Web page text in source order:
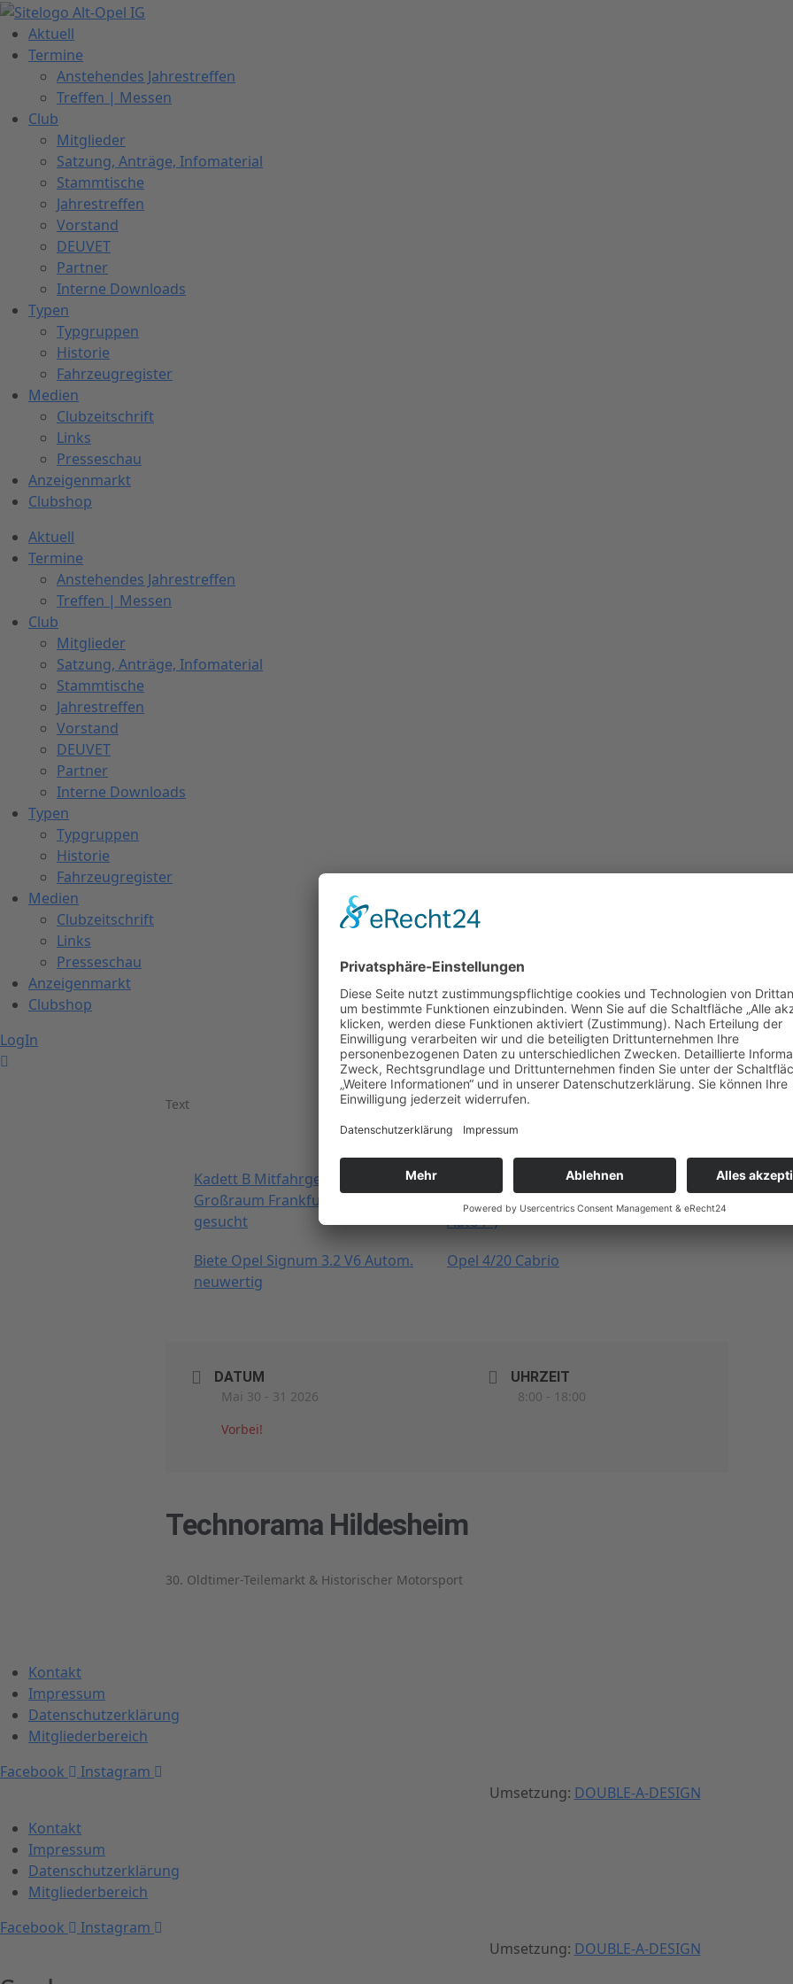
Zum
Inhalt
springen
Aktuell
Termine
Anstehendes Jahrestreffen
Treffen | Messen
Club
Mitglieder
Satzung, Anträge, Infomaterial
Stammtische
Jahrestreffen
Vorstand
DEUVET
Partner
Interne Downloads
Typen
Typgruppen
Historie
Fahrzeugregister
Medien
Clubzeitschrift
Links
Presseschau
Anzeigenmarkt
Clubshop
Aktuell
Termine
Anstehendes Jahrestreffen
Treffen | Messen
Club
Mitglieder
Satzung, Anträge, Infomaterial
Stammtische
Jahrestreffen
Vorstand
DEUVET
Partner
Interne Downloads
Typen
Typgruppen
Historie
Fahrzeugregister
Medien
Clubzeitschrift
Links
Presseschau
Anzeigenmarkt
Clubshop
LogIn
Text
Kadett B Mitfahrgelegenheit im
Großraum Frankfurt/Mannheim
gesucht
Opel Astra 1,6L -1996- Automatik –
unfallfreies Oma- und Garagen-
Auto : -)
Opel Opel
Biete Opel Signum 3.2 V6 Autom.
neuwertig
Opel 4/20 Cabrio
DATUM
Mai 30 - 31 2026
Vorbei!
UHRZEIT
8:00 - 18:00
Technorama Hildesheim
30. Oldtimer-Teilemarkt & Historischer Motorsport
Kontakt
Impressum
Datenschutzerklärung
Mitgliederbereich
Facebook
Instagram
Umsetzung: DOUBLE-A-DESIGN
Kontakt
Impressum
Datenschutzerklärung
Mitgliederbereich
Facebook
Instagram
Umsetzung: DOUBLE-A-DESIGN